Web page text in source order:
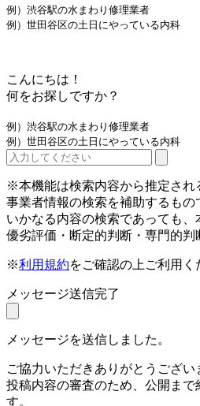
例）渋谷駅の水まわり修理業者
例）世田谷区の土日にやっている内科
こんにちは！
何をお探しですか？
例）渋谷駅の水まわり修理業者
例）世田谷区の土日にやっている内科
※本機能は検索内容から推定され
事業者情報の検索を補助するもの
いかなる内容の検索であっても、
優劣評価・断定的判断・専門的判
※利用規約をご確認の上ご利用く
メッセージ送信完了
メッセージを送信しました。
ご協力いただきありがとうござい
投稿内容の審査のため、公開まで
す。